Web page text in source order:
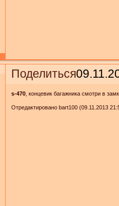
Поделиться
s-470 , концевик багажника смотри в
Отредактировано bart100 (09.11.2013